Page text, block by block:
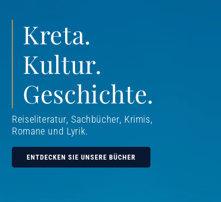
Kreta.
Kultur.
Geschichte.
Reiseliteratur, Sachbücher, Krimis,
Romane und Lyrik.
ENTDECKEN SIE UNSERE BÜCHER